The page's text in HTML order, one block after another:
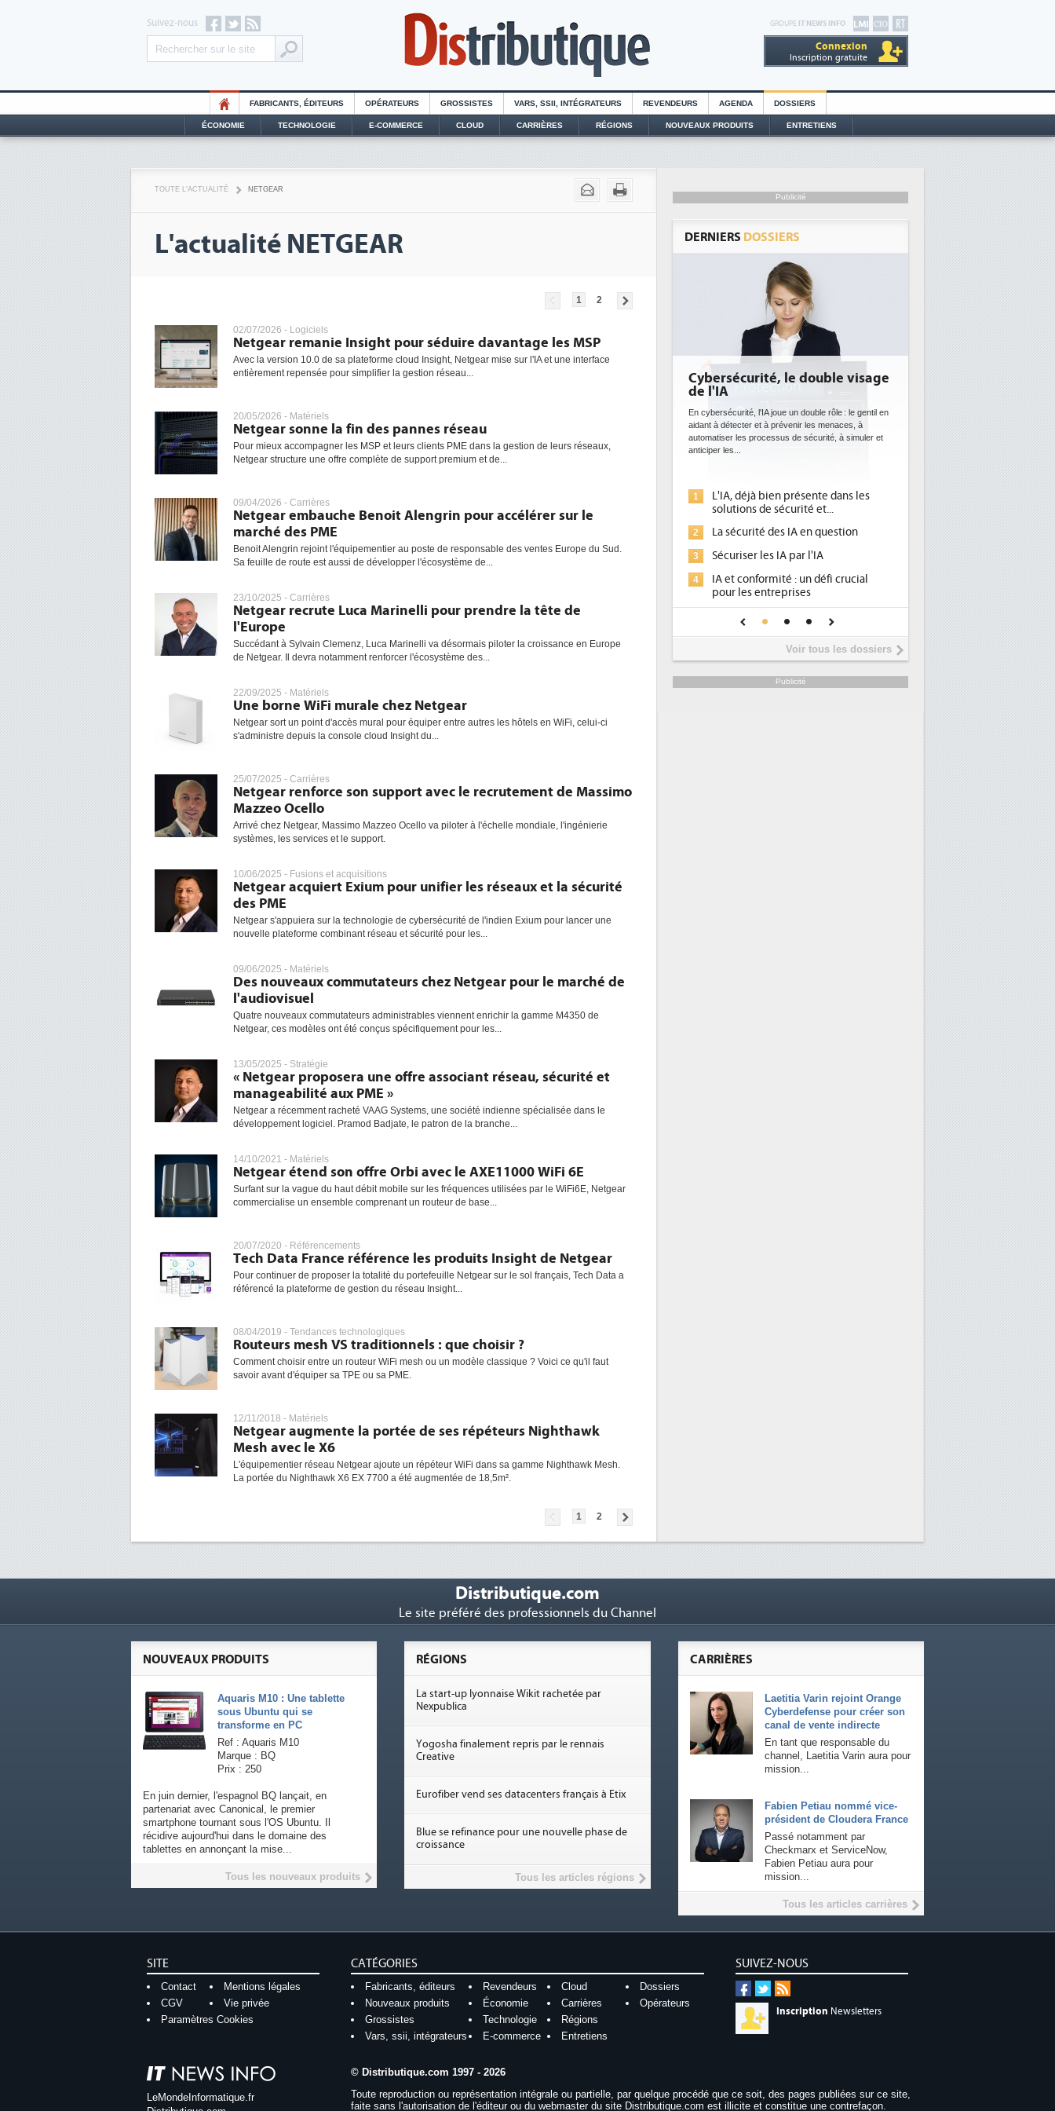
GROUPE IT NEWS INFO
Connexion
Inscription gratuite
Suivez-nous
FABRICANTS, ÉDITEURS OPÉRATEURS GROSSISTES VARS, SSII, INTÉGRATEURS REVENDEURS AGENDA DOSSIERS
ÉCONOMIE TECHNOLOGIE E-COMMERCE CLOUD CARRIÈRES RÉGIONS NOUVEAUX PRODUITS ENTRETIENS
TOUTE L'ACTUALITÉ NETGEAR
L'actualité NETGEAR
1 2
02/07/2026 - Logiciels
Netgear remanie Insight pour séduire davantage les MSP
Avec la version 10.0 de sa plateforme cloud Insight, Netgear mise sur l'IA et une interface
entièrement repensée pour simplifier la gestion réseau...
20/05/2026 - Matériels
Netgear sonne la fin des pannes réseau
Pour mieux accompagner les MSP et leurs clients PME dans la gestion de leurs réseaux,
Netgear structure une offre complète de support premium et de...
09/04/2026 - Carrières
Netgear embauche Benoit Alengrin pour accélérer sur le
marché des PME
Benoit Alengrin rejoint l'équipementier au poste de responsable des ventes Europe du Sud.
Sa feuille de route est aussi de développer l'écosystème de...
23/10/2025 - Carrières
Netgear recrute Luca Marinelli pour prendre la tête de
l'Europe
Succédant à Sylvain Clemenz, Luca Marinelli va désormais piloter la croissance en Europe
de Netgear. Il devra notamment renforcer l'écosystème des...
22/09/2025 - Matériels
Une borne WiFi murale chez Netgear
Netgear sort un point d'accès mural pour équiper entre autres les hôtels en WiFi, celui-ci
s'administre depuis la console cloud Insight du...
25/07/2025 - Carrières
Netgear renforce son support avec le recrutement de Massimo
Mazzeo Ocello
Arrivé chez Netgear, Massimo Mazzeo Ocello va piloter à l'échelle mondiale, l'ingénierie
systèmes, les services et le support.
10/06/2025 - Fusions et acquisitions
Netgear acquiert Exium pour unifier les réseaux et la sécurité
des PME
Netgear s'appuiera sur la technologie de cybersécurité de l'indien Exium pour lancer une
nouvelle plateforme combinant réseau et sécurité pour les...
09/06/2025 - Matériels
Des nouveaux commutateurs chez Netgear pour le marché de
l'audiovisuel
Quatre nouveaux commutateurs administrables viennent enrichir la gamme M4350 de
Netgear, ces modèles ont été conçus spécifiquement pour les...
13/05/2025 - Stratégie
« Netgear proposera une offre associant réseau, sécurité et
manageabilité aux PME »
Netgear a récemment racheté VAAG Systems, une société indienne spécialisée dans le
développement logiciel. Pramod Badjate, le patron de la branche...
14/10/2021 - Matériels
Netgear étend son offre Orbi avec le AXE11000 WiFi 6E
Surfant sur la vague du haut débit mobile sur les fréquences utilisées par le WiFi6E, Netgear
commercialise un ensemble comprenant un routeur de base...
20/07/2020 - Référencements
Tech Data France référence les produits Insight de Netgear
Pour continuer de proposer la totalité du portefeuille Netgear sur le sol français, Tech Data a
référencé la plateforme de gestion du réseau Insight...
08/04/2019 - Tendances technologiques
Routeurs mesh VS traditionnels : que choisir ?
Comment choisir entre un routeur WiFi mesh ou un modèle classique ? Voici ce qu'il faut
savoir avant d'équiper sa TPE ou sa PME.
12/11/2018 - Matériels
Netgear augmente la portée de ses répéteurs Nighthawk
Mesh avec le X6
L'équipementier réseau Netgear ajoute un répéteur WiFi dans sa gamme Nighthawk Mesh.
La portée du Nighthawk X6 EX 7700 a été augmentée de 18,5m².
1 2
Publicité
DERNIERS DOSSIERS
Cybersécurité, le double visage
En cybersécurité, l'IA joue un double rôle : le gentil en
aidant à détecter et à prévenir les menaces, à
automatiser les processus de sécurité, à simuler et
anticiper les...
L'IA, déjà bien présente dans les
solutions de sécurité et...
La sécurité des IA en question
Sécuriser les IA par l'IA
IA et conformité : un défi crucial
Une IA de confiance pour une IA
DEE: l'efficacité énergétique
bientôt une obligation pour les
datacenters
Des datacenters plus durables et plus efficaces, c'est
ce que recherchent les pouvoirs publics européens
1
Qu'est-ce que la DEE (directive
2
DEE, une pression administrative
place pour répondre à...
Phocea DC dans les cordes pour la
Interview de Fabrice Coquio,
président de Digital Realty...
6
Trimestriels IBM : L'activité logicielle
soutient les...
Voir tous les dossiers
Publicité
Distributique.com
Le site préféré des professionnels du Channel
CARRIÈRES
Laetitia Varin rejoint Orange
Cyberdefense pour créer son
canal de vente indirecte
En tant que responsable du
channel, Laetitia Varin aura pour
mission...
Fabien Petiau nommé vice-
président de Cloudera France
Passé notamment par
Checkmarx et ServiceNow,
Fabien Petiau aura pour
mission...
Tous les articles carrières
NOUVEAUX PRODUITS
Aquaris M10 : Une tablette
sous Ubuntu qui se
transforme en PC
Ref : Aquaris M10
Marque : BQ
Prix : 250
En juin dernier, l'espagnol BQ lançait, en
partenariat avec Canonical, le premier
smartphone tournant sous l'OS Ubuntu. Il
récidive aujourd'hui dans le domaine des
tablettes en annonçant la mise...
Tous les nouveaux produits
RÉGIONS
La start-up lyonnaise Wikit rachetée par
Nexpublica
Yogosha finalement repris par le rennais
Creative
Eurofiber vend ses datacenters français à Etix
Blue se refinance pour une nouvelle phase de
croissance
Tous les articles régions
SUIVEZ-NOUS
Inscription Newsletters
SITE
Contact
Mentions légales
CGV
Vie privée
Paramètres Cookies
CATÉGORIES
Fabricants, éditeurs Revendeurs Cloud
Dossiers
Nouveaux produits
Économie Carrières
Opérateurs
Grossistes
Technologie
Régions
Vars, ssii, intégrateurs
E-commerce Entretiens
LeMondeInformatique.fr
© Distributique.com 1997 - 2026
Toute reproduction ou représentation intégrale ou partielle, par quelque procédé que ce soit, des pages publiées sur ce site,
faite sans l'autorisation de l'éditeur ou du webmaster du site Distributique.com est illicite et constitue une contrefaçon.